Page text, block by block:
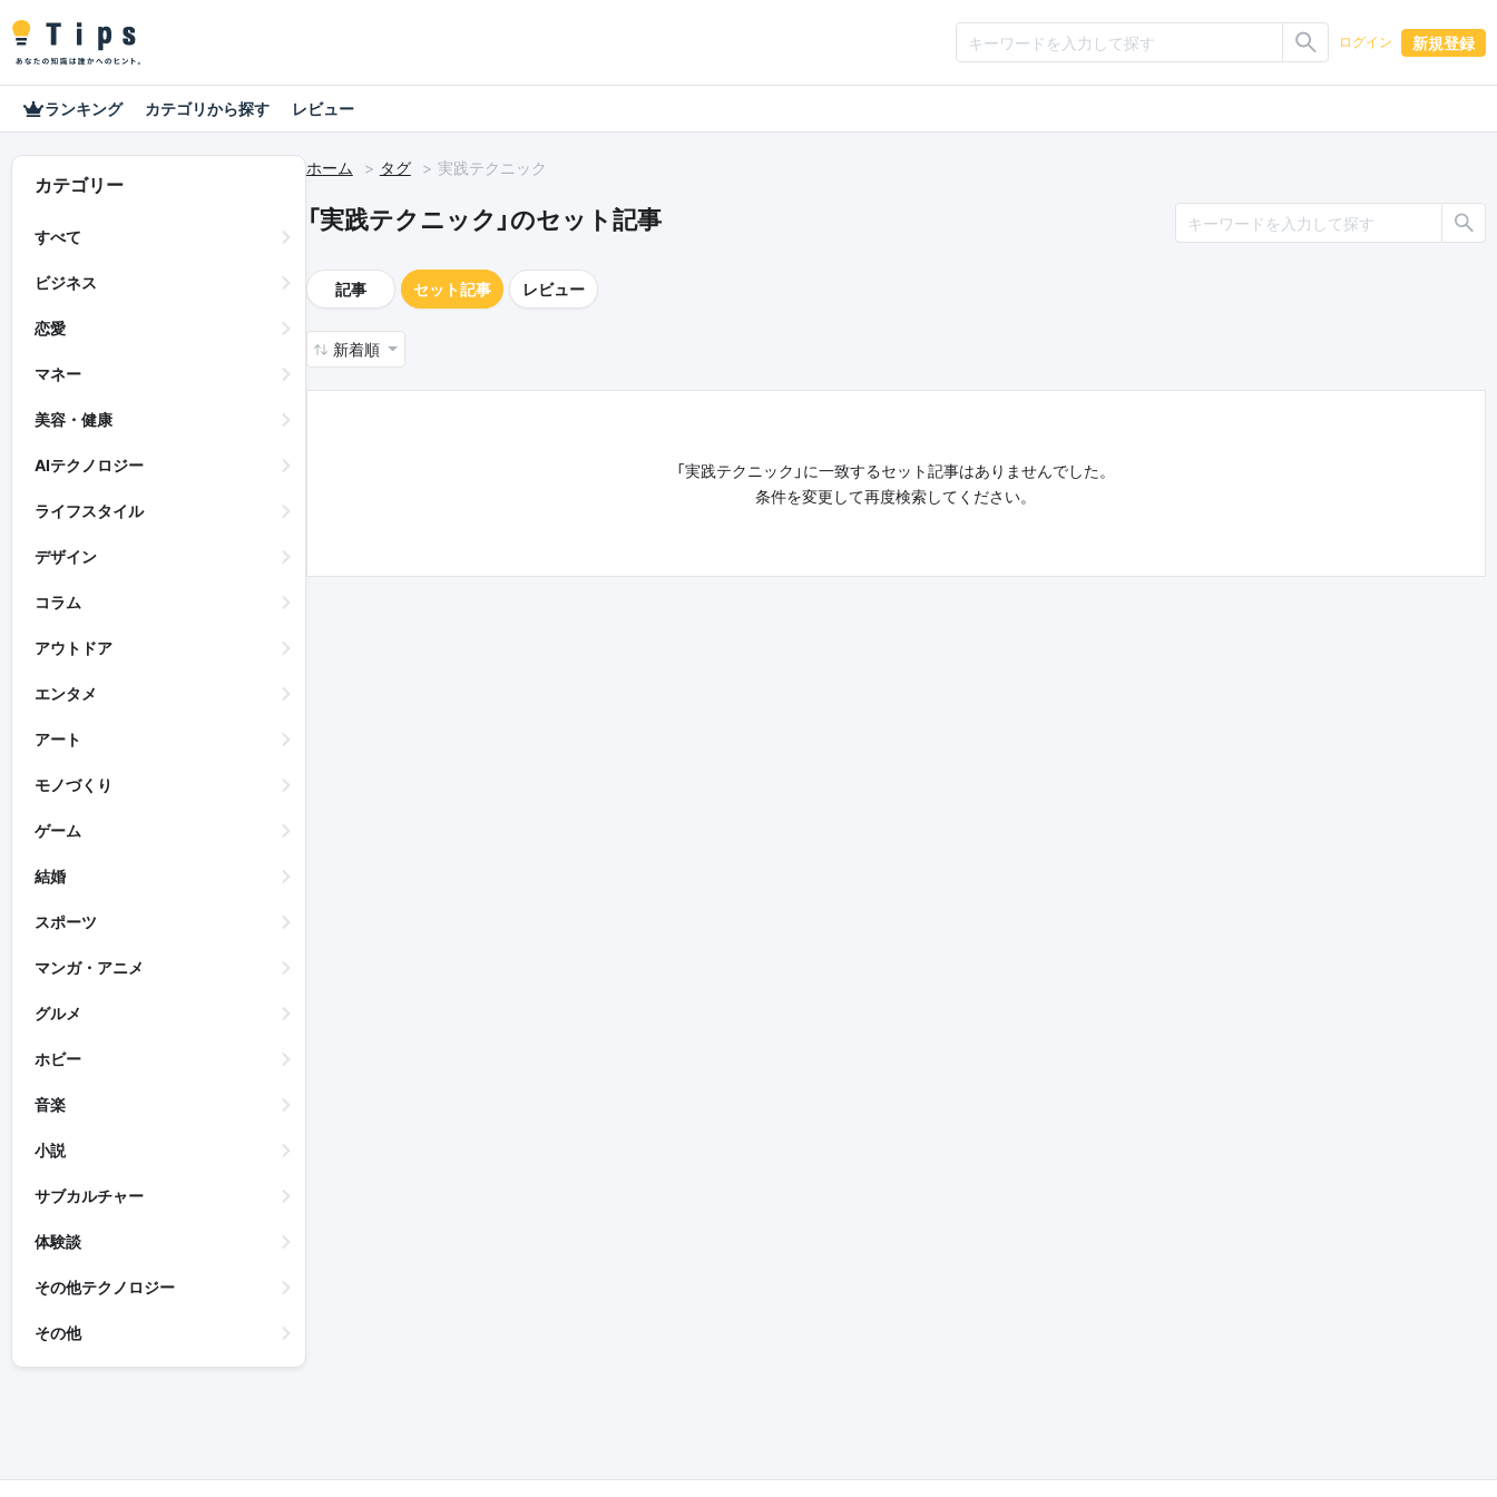
ログイン 新規登録
ランキング カテゴリから探す レビュー
カテゴリー
すべて
ビジネス
恋愛
マネー
美容・健康
AIテクノロジー
ライフスタイル
デザイン
コラム
アウトドア
エンタメ
アート
モノづくり
ゲーム
結婚
スポーツ
マンガ・アニメ
グルメ
ホビー
音楽
小説
サブカルチャー
体験談
その他テクノロジー
その他
ホーム タグ 実践テクニック
「実践テクニック」のセット記事
記事 セット記事 レビュー
新着順
「実践テクニック」に一致するセット記事はありませんでした。
条件を変更して再度検索してください。